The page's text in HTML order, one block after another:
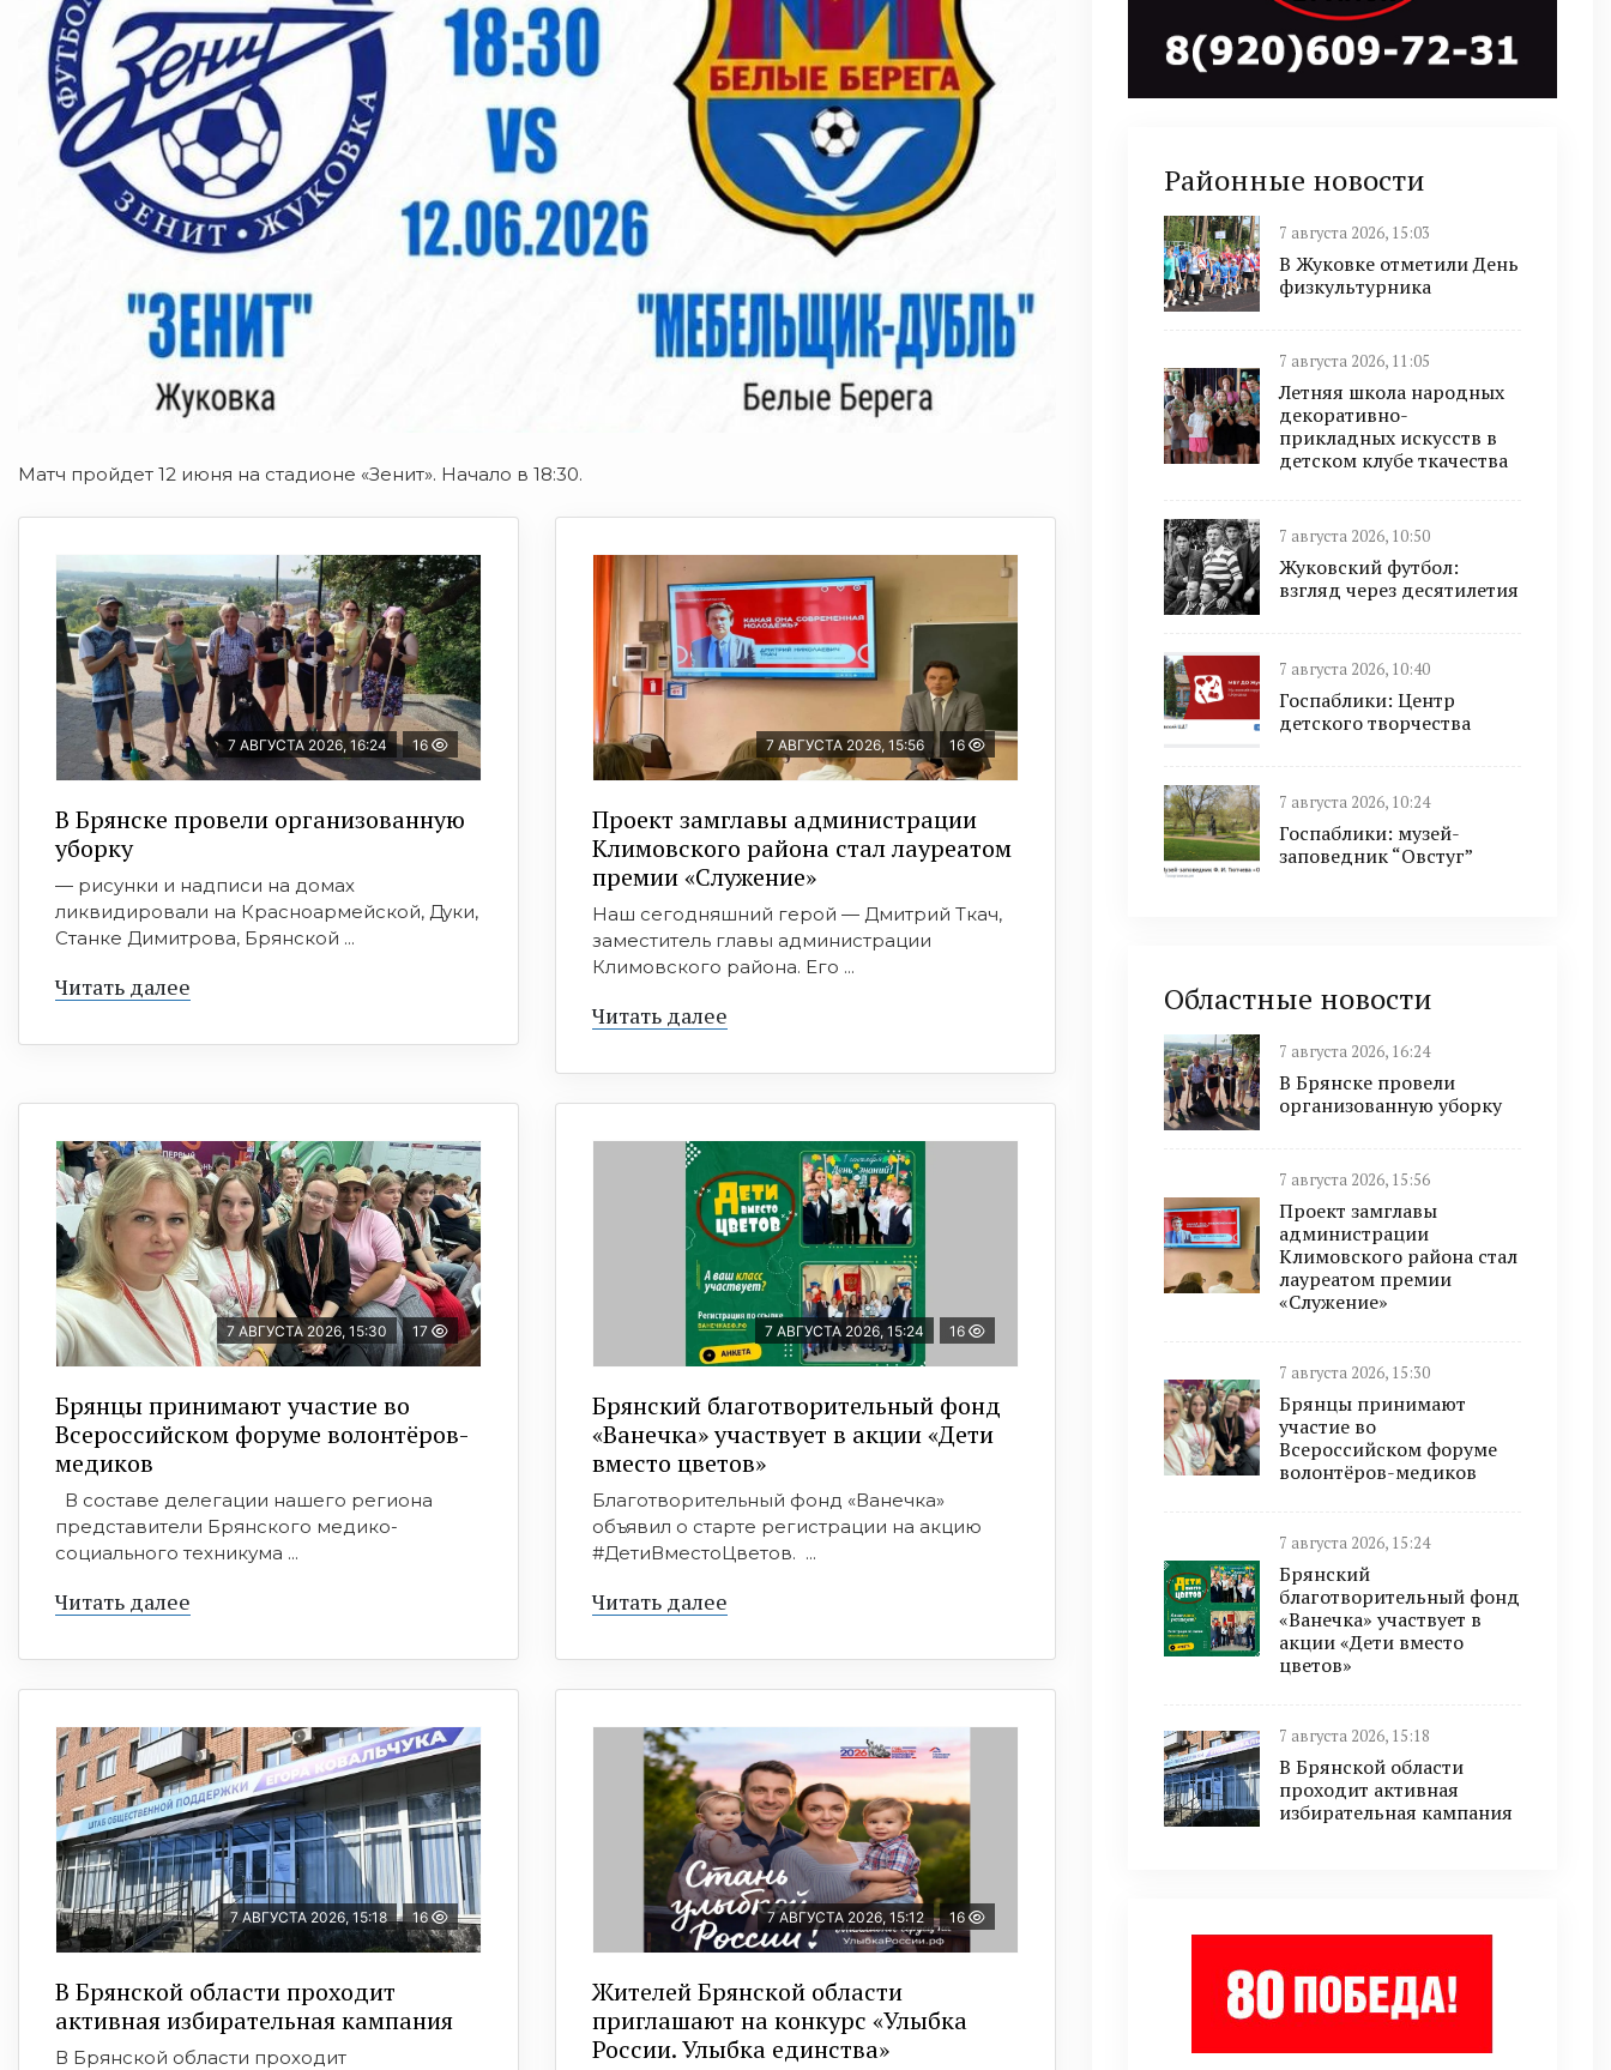
Матч пройдет 12 июня на стадионе «Зенит». Начало в 18:30.
7 АВГУСТА 2026, 16:24 16
В Брянске провели организованную
уборку
— рисунки и надписи на домах
ликвидировали на Красноармейской, Дуки,
Станке Димитрова, Брянской ...
Читать далее
7 АВГУСТА 2026, 15:56 16
Проект замглавы администрации
Климовского района стал лауреатом
премии «Служение»
Наш сегодняшний герой — Дмитрий Ткач,
заместитель главы администрации
Климовского района. Его ...
Читать далее
7 АВГУСТА 2026, 15:30 17
Брянцы принимают участие во
Всероссийском форуме волонтёров-
медиков
В составе делегации нашего региона
представители Брянского медико-
социального техникума ...
Читать далее
7 АВГУСТА 2026, 15:24 16
Брянский благотворительный фонд
«Ванечка» участвует в акции «Дети
вместо цветов»
Благотворительный фонд «Ванечка»
объявил о старте регистрации на акцию
#ДетиВместоЦветов. ...
Читать далее
7 АВГУСТА 2026, 15:18 16
В Брянской области проходит
активная избирательная кампания
В Брянской области проходит
7 АВГУСТА 2026, 15:12 16
Жителей Брянской области
приглашают на конкурс «Улыбка
России. Улыбка единства»
Районные новости
7 августа 2026, 15:03
В Жуковке отметили День
физкультурника
7 августа 2026, 11:05
Летняя школа народных
декоративно-
прикладных искусств в
детском клубе ткачества
7 августа 2026, 10:50
Жуковский футбол:
взгляд через десятилетия
7 августа 2026, 10:40
Госпаблики: Центр
детского творчества
7 августа 2026, 10:24
Госпаблики: музей-
заповедник “Овстуг”
Областные новости
7 августа 2026, 16:24
В Брянске провели
организованную уборку
7 августа 2026, 15:56
Проект замглавы
администрации
Климовского района стал
лауреатом премии
«Служение»
7 августа 2026, 15:30
Брянцы принимают
участие во
Всероссийском форуме
волонтёров-медиков
7 августа 2026, 15:24
Брянский
благотворительный фонд
«Ванечка» участвует в
акции «Дети вместо
цветов»
7 августа 2026, 15:18
В Брянской области
проходит активная
избирательная кампания